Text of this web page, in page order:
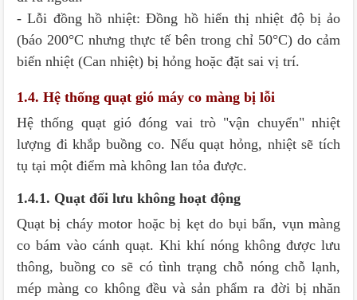
- Lỗi đồng hồ nhiệt: Đồng hồ hiển thị nhiệt độ bị ảo
(báo 200°C nhưng thực tế bên trong chỉ 50°C) do cảm
biến nhiệt (Can nhiệt) bị hỏng hoặc đặt sai vị trí.
1.4. Hệ thống quạt gió máy co màng bị lỗi
Hệ thống quạt gió đóng vai trò "vận chuyển" nhiệt
lượng đi khắp buồng co. Nếu quạt hỏng, nhiệt sẽ tích
tụ tại một điểm mà không lan tỏa được.
1.4.1. Quạt đối lưu không hoạt động
Quạt bị cháy motor hoặc bị kẹt do bụi bẩn, vụn màng
co bám vào cánh quạt. Khi khí nóng không được lưu
thông, buồng co sẽ có tình trạng chỗ nóng chỗ lạnh,
mép màng co không đều và sản phẩm ra đời bị nhăn